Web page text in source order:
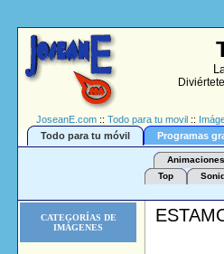
JoseanE.com :: Todo para tu movil ::
Todo para tu móvil
Programas
Animaciones
Top
CATEGORÍAS DE
IMÁGENES